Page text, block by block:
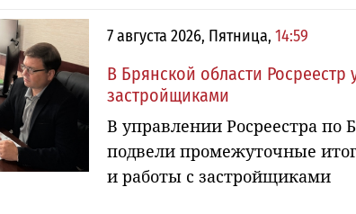
7 августа 2026, Пятница, 14:59
В Брянской области Росреестр
застройщиками
В управлении Росреестра по
подвели промежуточные
и работы с застройщиками